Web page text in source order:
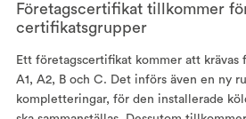
Företagscertifikat tillkommer
certifikatsgrupper
Ett företagscertifikat kommer att krävas
A1, A2, B och C. Det införs även en ny
kompletteringar, för den installerade